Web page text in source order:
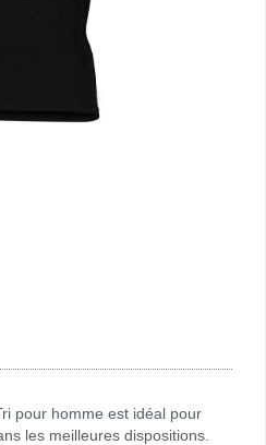
pour homme est idéal pour
les meilleures dispositions.